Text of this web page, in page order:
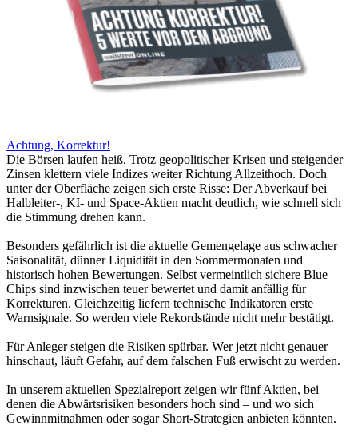
Achtung, Korrektur!
Die Börsen laufen heiß. Trotz geopolitischer Krisen und steigender
Zinsen klettern viele Indizes weiter Richtung Allzeithoch. Doch
unter der Oberfläche zeigen sich erste Risse: Der Abverkauf bei
Halbleiter-, KI- und Space-Aktien macht deutlich, wie schnell sich
die Stimmung drehen kann.
Besonders gefährlich ist die aktuelle Gemengelage aus schwacher
Saisonalität, dünner Liquidität in den Sommermonaten und
historisch hohen Bewertungen. Selbst vermeintlich sichere Blue
Chips sind inzwischen teuer bewertet und damit anfällig für
Korrekturen. Gleichzeitig liefern technische Indikatoren erste
Warnsignale. So werden viele Rekordstände nicht mehr bestätigt.
Für Anleger steigen die Risiken spürbar. Wer jetzt nicht genauer
hinschaut, läuft Gefahr, auf dem falschen Fuß erwischt zu werden.
In unserem aktuellen Spezialreport zeigen wir fünf Aktien, bei
denen die Abwärtsrisiken besonders hoch sind – und wo sich
Gewinnmitnahmen oder sogar Short-Strategien anbieten könnten.